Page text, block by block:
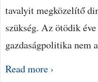
tavalyit megközelítő
szükség. Az ötödik
gazdaságpolitika nem
Read more ›